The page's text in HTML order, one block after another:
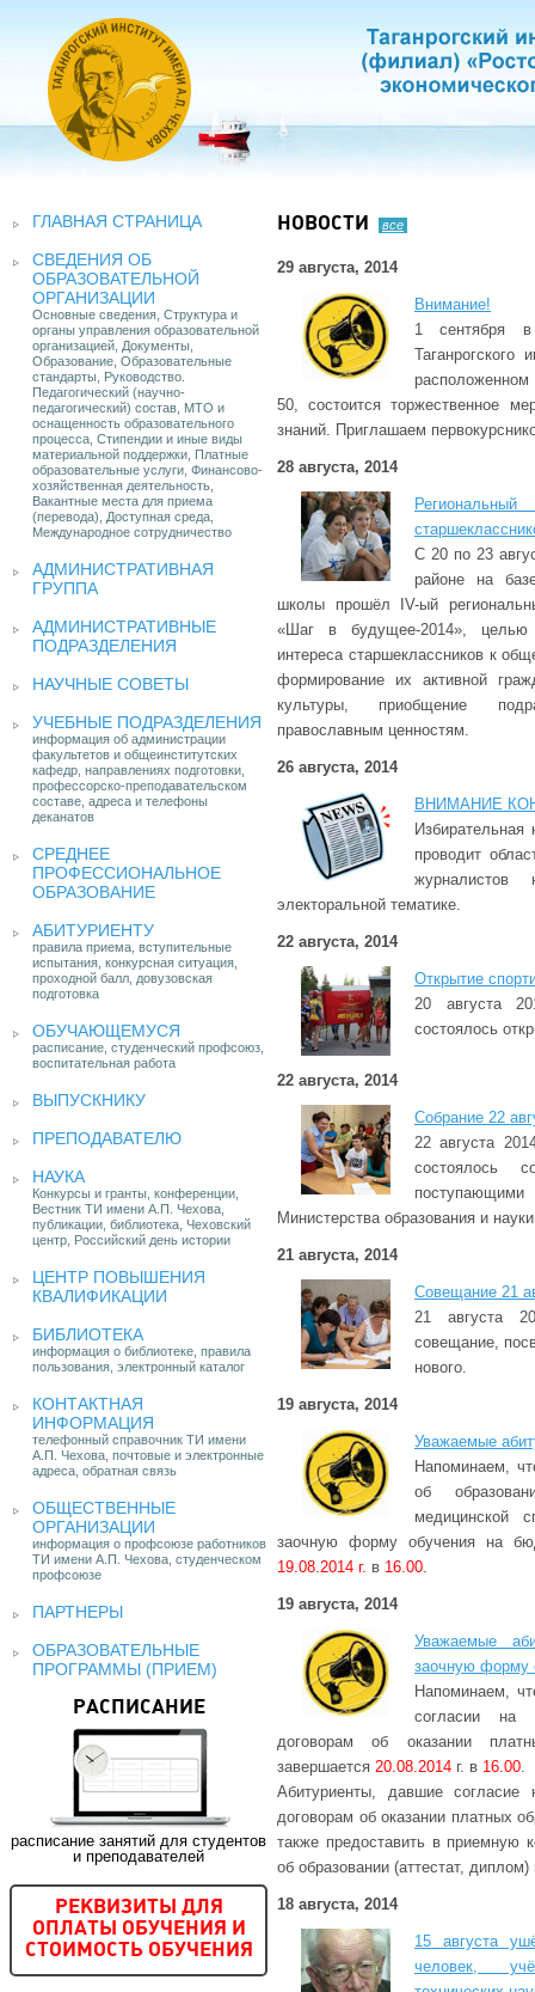
ГЛАВНАЯ СТРАНИЦА
СВЕДЕНИЯ ОБ
ОБРАЗОВАТЕЛЬНОЙ
ОРГАНИЗАЦИИ
Основные сведения, Структура и
органы управления образовательной
организацией, Документы,
Образование, Образовательные
стандарты, Руководство.
Педагогический (научно-
педагогический) состав, МТО и
оснащенность образовательного
процесса, Стипендии и иные виды
материальной поддержки, Платные
образовательные услуги, Финансово-
хозяйственная деятельность,
Вакантные места для приема
(перевода), Доступная среда,
Международное сотрудничество
АДМИНИСТРАТИВНАЯ
ГРУППА
АДМИНИСТРАТИВНЫЕ
ПОДРАЗДЕЛЕНИЯ
НАУЧНЫЕ СОВЕТЫ
УЧЕБНЫЕ ПОДРАЗДЕЛЕНИЯ
информация об администрации
факультетов и общеинститутских
кафедр, направлениях подготовки,
профессорско-преподавательском
составе, адреса и телефоны
деканатов
СРЕДНЕЕ
ПРОФЕССИОНАЛЬНОЕ
ОБРАЗОВАНИЕ
АБИТУРИЕНТУ
правила приема, вступительные
испытания, конкурсная ситуация,
проходной балл, довузовская
подготовка
ОБУЧАЮЩЕМУСЯ
расписание, студенческий профсоюз,
воспитательная работа
ВЫПУСКНИКУ
ПРЕПОДАВАТЕЛЮ
НАУКА
Конкурсы и гранты, конференции,
Вестник ТИ имени А.П. Чехова,
публикации, библиотека, Чеховский
центр, Российский день истории
ЦЕНТР ПОВЫШЕНИЯ
КВАЛИФИКАЦИИ
БИБЛИОТЕКА
информация о библиотеке, правила
пользования, электронный каталог
КОНТАКТНАЯ
ИНФОРМАЦИЯ
телефонный справочник ТИ имени
А.П. Чехова, почтовые и электронные
адреса, обратная связь
ОБЩЕСТВЕННЫЕ
ОРГАНИЗАЦИИ
информация о профсоюзе работников
ТИ имени А.П. Чехова, студенческом
профсоюзе
ПАРТНЕРЫ
ОБРАЗОВАТЕЛЬНЫЕ
ПРОГРАММЫ (ПРИЕМ)
РАСПИСАНИЕ
расписание занятий для студентов
и преподавателей
РЕКВИЗИТЫ ДЛЯ
ОПЛАТЫ ОБУЧЕНИЯ И
СТОИМОСТЬ ОБУЧЕНИЯ
НОВОСТИ все
29 августа, 2014
Внимание!
1 сентября
Таганрогского
50, состоится торжественное
знаний. Приглашаем
28 августа, 2014
С 20 по 23
районе на
школы прошёл IV-ый
«Шаг в будущее-2014», целью
интереса старшеклассников к
формирование их активной
культуры, приобщение
православным ценностям.
26 августа, 2014
ВНИМАНИЕ
Избирательная
проводит
электоральной тематике.
22 августа, 2014
Открытие
20 августа
состоялось
22 августа, 2014
Собрание 22
22 августа
состоялось
Министерства образования и
21 августа, 2014
Совещание 21
21 августа
совещание,
нового.
19 августа, 2014
Уважаемые
Напоминаем,
об
медицинской
заочную форму обучения на
19.08.2014 г. в 16.00.
19 августа, 2014
Уважаемые
заочную форму
Напоминаем,
согласии на
договорам об оказании
завершается 20.08.2014 г. в 16.00.
Абитуриенты, давшие
договорам об оказании платных
также предоставить в приемную
об образовании (аттестат,
18 августа, 2014
15 августа
человек,